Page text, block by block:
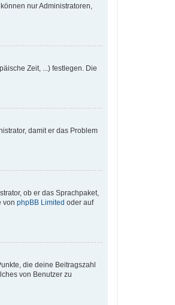
nur Administratoren,
Zeit, ...) festlegen. Die
damit er das Problem
ob er das Sprachpaket,
von phpBB Limited oder auf
die deine Beitragszahl
von Benutzer zu